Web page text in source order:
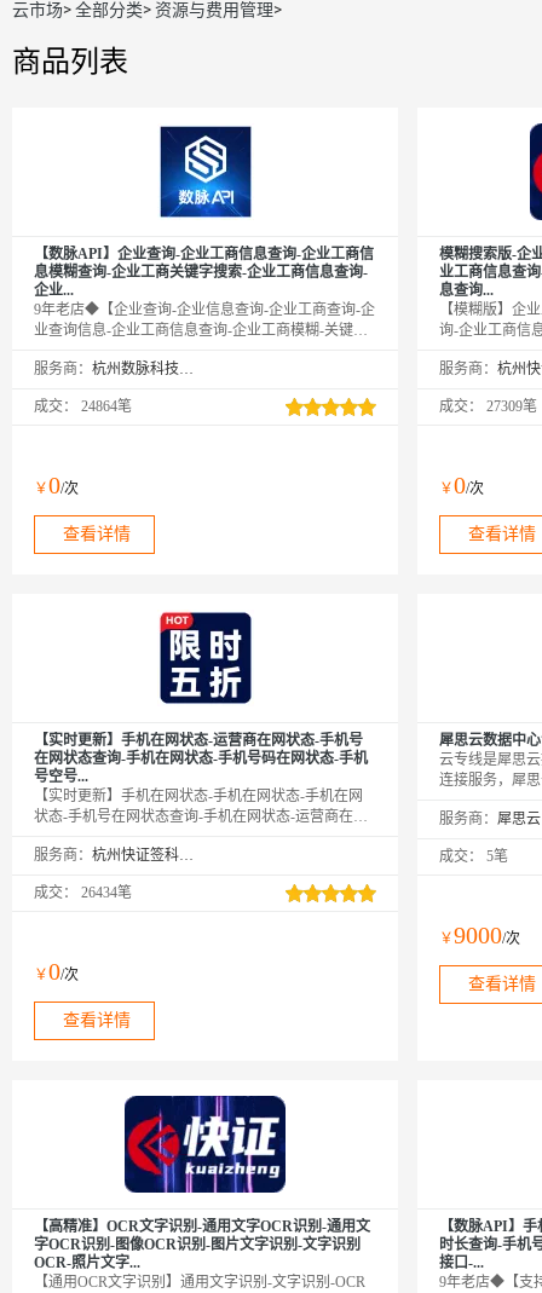
云市场>全部分类>资源与费用管理>
商品列表
【数脉API】企业查询-企业工商信息查询-企业工商信
息模糊查询-企业工商关键字搜索-企业工商信息查询-
企业...
9年老店◆【企业查询-企业信息查询-企业工商查询-企
业查询信息-企业工商信息查询-企业工商模糊-关键字
的任意一种，即可查询企业工商相关信息，返回企业
登记状态、注册码、企业信用代码等。口碑商家◆品
服务商： 杭州数脉科技有限公司
成交： 24864笔
￥0/次
查看详情
模糊搜索版-企
业工商信息查
息查询...
【模糊版】企
询-企业工商信
信息查询-企业
企业工商信息
查询-企业信
信息查询-企业
企业信息查询-
服务商：
成交： 27309笔
￥0/次
查看详情
【实时更新】手机在网状态-运营商在网状态-手机号
在网状态查询-手机在网状态-手机号码在网状态-手机
号空号...
【实时更新】手机在网状态-手机在网状态-手机在网
状态-手机号在网状态查询-手机在网状态-运营商在网
态-运营商在网状态-运营商在网状态-手机号在网状态-
手机号空号检测-手机空号检测-手机空号检测-空号检
检测-空号检测-手机号在网状态-运营商在网状态-运营
商在网状态-手机号在网状态-空号检测-空号检测-手机
号码在网状态-运营商在网状态-...
服务商： 杭州快证签科技有限公司
成交： 26434笔
￥0/次
查看详情
犀思云数据中
云专线是犀思
连接服务，犀
据中心—公有
域业务互联需
服务商：
成交： 5笔
￥9000/次
查看详情
【高精准】OCR文字识别-通用文字OCR识别-通用文
字OCR识别-图像OCR识别-图片文字识别-文字识别
OCR-照片文字...
【通用OCR文字识别】通用文字识别-文字识别-OCR
【数脉API】
时长查询-手机
接口-...
9年老店◆【支